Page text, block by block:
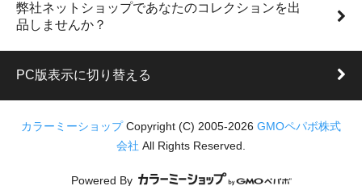
弊社ネットショップであなたのコレクションを出
品しませんか？
PC版表示に切り替える
カラーミーショップ Copyright (C) 2005-2026 GMOペパボ株式
会社 All Rights Reserved.
Powered By